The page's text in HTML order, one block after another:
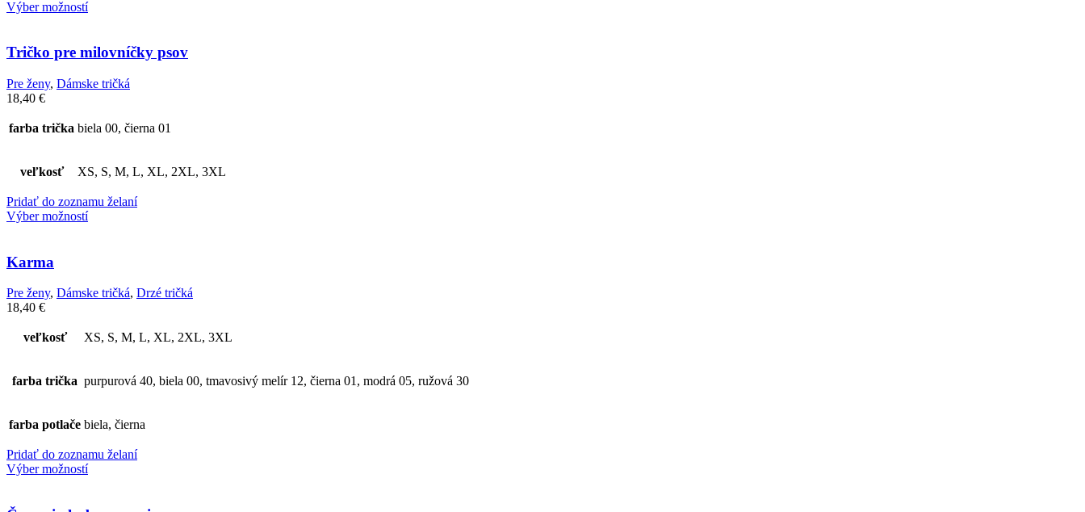
Výber možností
Tričko pre milovníčky psov
Pre ženy, Dámske tričká
18,40 €
farba trička biela 00, čierna 01
veľkosť XS, S, M, L, XL, 2XL, 3XL
Pridať do zoznamu želaní
Výber možností
Karma
Pre ženy, Dámske tričká, Drzé tričká
18,40 €
veľkosť XS, S, M, L, XL, 2XL, 3XL
farba trička purpurová 40, biela 00, tmavosivý melír 12, čierna 01, modrá 05, ružová 30
farba potlače biela, čierna
Pridať do zoznamu želaní
Výber možností